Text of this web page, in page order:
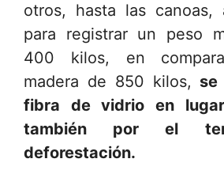
otros, hasta las canoas,
para registrar un peso
400 kilos, en
madera de 850 kilos, se
fibra de vidrio en
también por el
deforestación.